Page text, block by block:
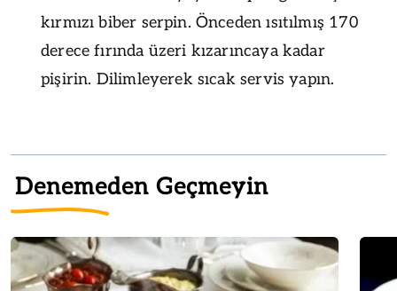
kırmızı biber serpin. Önceden ısıtılmış 170
derece fırında üzeri kızarıncaya kadar
pişirin. Dilimleyerek sıcak servis yapın.
Denemeden Geçmeyin